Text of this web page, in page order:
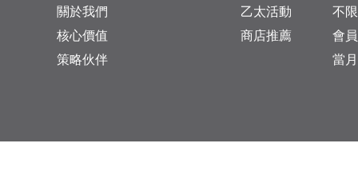
關於我們
核心價值
策略伙伴
乙太活動
商店推薦
不
會
當